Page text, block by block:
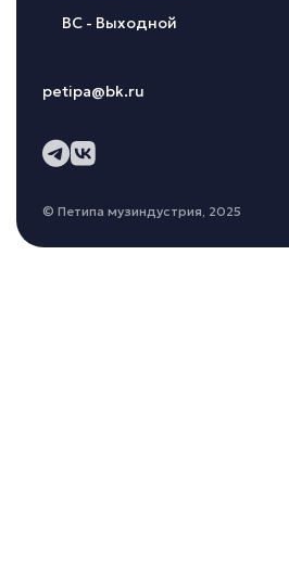
ВС - Выходной
petipa@bk.ru
© Петипа музиндустрия, 2025